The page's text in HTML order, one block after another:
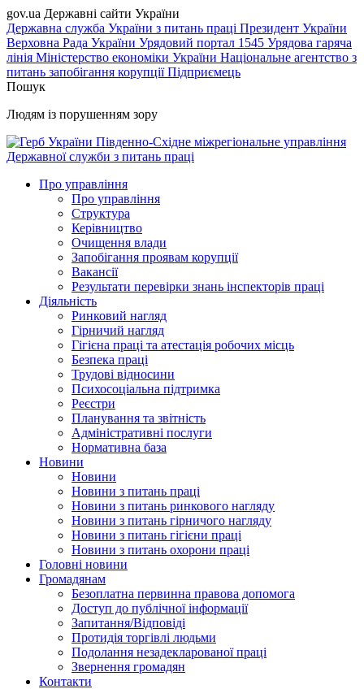
gov.ua Державні сайти України
Державна служба України з питань праці Президент України
Верховна Рада України Урядовий портал 1545 Урядова гаряча
лінія Міністерство економіки України Національне агентство з
питань запобігання корупціїПідприємець
Пошук
Людям із порушенням зору
Південно-Східне міжрегіональне управління
Державної служби з питань праці
Про управління
Про управління
Структура
Керівництво
Очищення влади
Запобігання проявам корупції
Вакансії
Результати перевірки знань інспекторів праці
Діяльність
Ринковий нагляд
Гірничий нагляд
Гігієна праці та атестація робочих місць
Безпека праці
Трудові відносини
Психосоціальна підтримка
Реєстри
Планування та звітність
Адміністративні послуги
Нормативна база
Новини
Новини
Новини з питань праці
Новини з питань ринкового нагляду
Новини з питань гірничого нагляду
Новини з питань гігієни праці
Новини з питань охорони праці
Головні новини
Громадянам
Безоплатна первинна правова допомога
Доступ до публічної інформації
Запитання/Відповіді
Протидія торгівлі людьми
Подолання незадекларованої праці
Звернення громадян
Контакти